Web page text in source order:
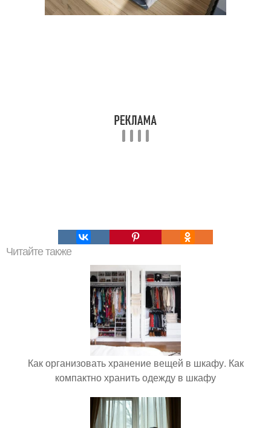
Читайте также
Как организовать хранение вещей в шкафу. Как
компактно хранить одежду в шкафу